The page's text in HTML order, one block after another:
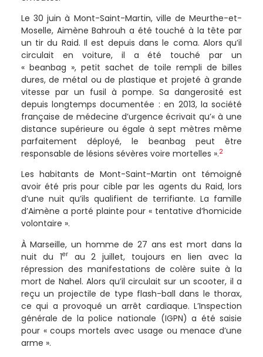
Le 30 juin à Mont-Saint-Martin, ville de Meurthe-et-
Moselle, Aimène Bahrouh a été touché à la tête par
un tir du Raid. Il est depuis dans le coma. Alors qu’il
circulait en voiture, il a été touché par un
« beanbag », petit sachet de toile rempli de billes
dures, de métal ou de plastique et projeté à grande
vitesse par un fusil à pompe. Sa dangerosité est
depuis longtemps documentée : en 2013, la société
française de médecine d’urgence écrivait qu’« à une
distance supérieure ou égale à sept mètres même
parfaitement déployé, le beanbag peut être
responsable de lésions sévères voire mortelles ».2
Les habitants de Mont-Saint-Martin ont témoigné
avoir été pris pour cible par les agents du Raid, lors
d’une nuit qu’ils qualifient de terrifiante. La famille
d’Aimène a porté plainte pour « tentative d’homicide
volontaire ».
À Marseille, un homme de 27 ans est mort dans la
nuit du 1er
au 2 juillet, toujours en lien avec la
répression des manifestations de colère suite à la
mort de Nahel. Alors qu’il circulait sur un scooter, il a
reçu un projectile de type flash-ball dans le thorax,
ce qui a provoqué un arrêt cardiaque. L’Inspection
générale de la police nationale (IGPN) a été saisie
pour « coups mortels avec usage ou menace d’une
arme ».